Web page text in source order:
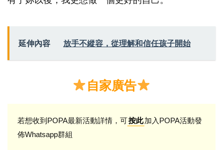
延伸內容 放手不縱容，從理解和信任孩子開始
自家廣告
若想收到POPA最新活動詳情，可按此加入POPA活動發
佈Whatsapp群組